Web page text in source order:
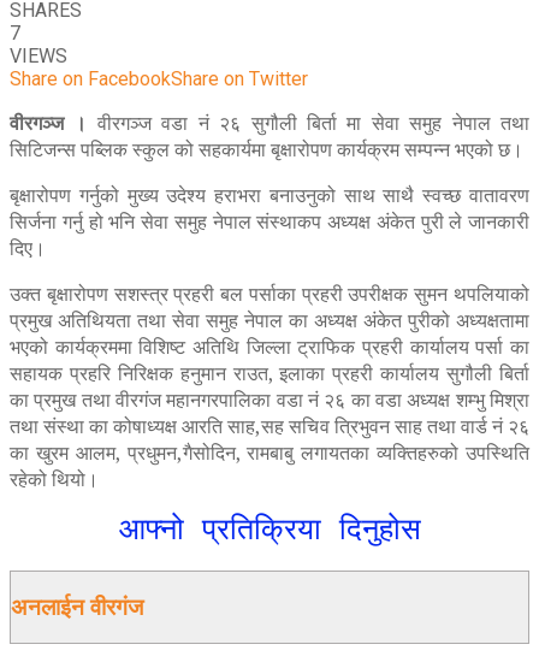
SHARES
7
VIEWS
Share on FacebookShare on Twitter
वीरगञ्ज । वीरगञ्ज वडा नं २६ सुगौली बिर्ता मा सेवा समुह नेपाल तथा
सिटिजन्स पब्लिक स्कुल को सहकार्यमा बृक्षारोपण कार्यक्रम सम्पन्न भएको छ।
बृक्षारोपण गर्नुको मुख्य उदेश्य हराभरा बनाउनुको साथ साथै स्वच्छ वातावरण
सिर्जना गर्नु हो भनि सेवा समुह नेपाल संस्थाकप अध्यक्ष अंकेत पुरी ले जानकारी
दिए।
उक्त बृक्षारोपण सशस्त्र प्रहरी बल पर्साका प्रहरी उपरीक्षक सुमन थपलियाको
प्रमुख अतिथियता तथा सेवा समुह नेपाल का अध्यक्ष अंकेत पुरीको अध्यक्षतामा
भएको कार्यक्रममा विशिष्ट अतिथि जिल्ला ट्राफिक प्रहरी कार्यालय पर्सा का
सहायक प्रहरि निरिक्षक हनुमान राउत, इलाका प्रहरी कार्यालय सुगौली बिर्ता
का प्रमुख तथा वीरगंज महानगरपालिका वडा नं २६ का वडा अध्यक्ष शम्भु मिश्रा
तथा संस्था का कोषाध्यक्ष आरति साह,सह सचिव त्रिभुवन साह तथा वार्ड नं २६
का खुरम आलम, प्रधुमन,गैसोदिन, रामबाबु लगायतका व्यक्तिहरुको उपस्थिति
रहेको थियो।
आफ्नो प्रतिक्रिया दिनुहोस
अनलाईन वीरगंज